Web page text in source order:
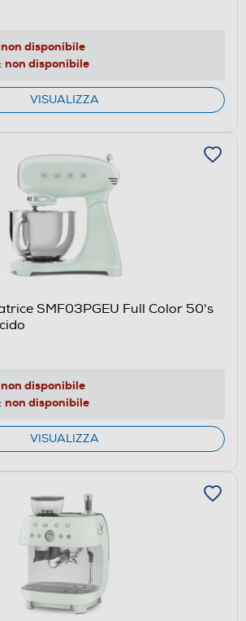
non disponibile
non disponibile
VISUALIZZA
SMF03PGEU Full Color 50's
non disponibile
non disponibile
VISUALIZZA